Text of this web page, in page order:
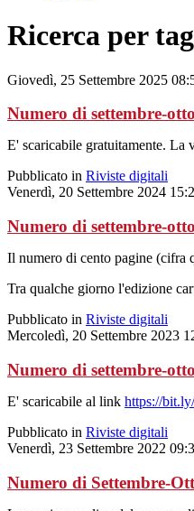
Ricerca per
Giovedì, 25 Settembre 2025
Numero di settembre-
E' scaricabile gratuitamente. La
Pubblicato in Riviste digitali
Venerdì, 20 Settembre 2024
Numero di settembre-
Il numero di cento pagine (cifra
Tra qualche giorno l'edizione
Pubblicato in Riviste digitali
Mercoledì, 20 Settembre 2023
Numero di settembre-
E' scaricabile al link https://
Pubblicato in Riviste digitali
Venerdì, 23 Settembre 2022
Numero di Settembre-